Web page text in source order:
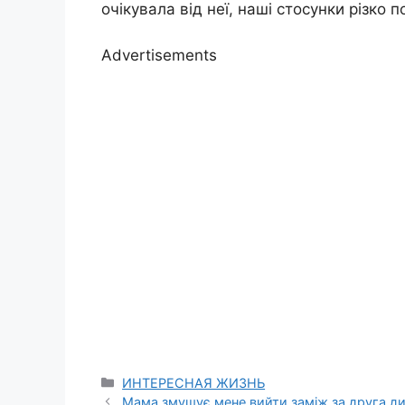
очікувала від неї, наші стосунки різко
Advertisements
Categories
ИНТЕРЕСНАЯ ЖИЗНЬ
Мама змушує мене вийти заміж за друга